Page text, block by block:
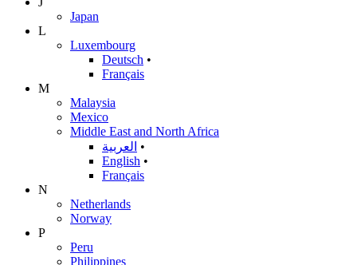
Japan
L
Luxembourg
Deutsch •
Français
M
Malaysia
Mexico
Middle East and North Africa
العربية •
English •
Français
N
Netherlands
Norway
P
Peru
Philippines